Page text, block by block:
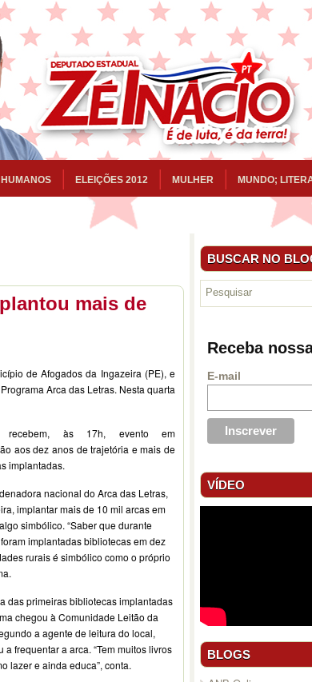
HUMANOS ELEIÇÕES 2012 MULHER MUNDO;
mais de
de Afogados da Ingazeira (PE), e
Arca das Letras. Nesta quarta
recebem, às 17h, evento em
aos dez anos de trajetória e mais de
implantadas.
nacional do Arca das Letras,
implantar mais de 10 mil arcas em
simbólico. “Saber que durante
implantadas bibliotecas em dez
rurais é simbólico como o próprio
das primeiras bibliotecas implantadas
chegou à Comunidade Leitão da
a agente de leitura do local,
frequentar a arca. “Tem muitos livros
lazer e ainda educa”, conta.
BUSCAR NO
Receba
E-mail
VÍDEO
BLOGS